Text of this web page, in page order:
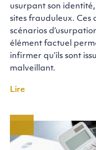
usurpant son
sites frauduleux. Ces
scénarios
élément factuel
infirmer qu’ils sont
malveillant.
Lire